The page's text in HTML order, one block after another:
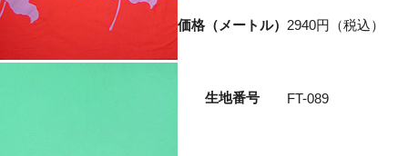
価格（メートル） 2940円（税込）
生地番号 FT-089